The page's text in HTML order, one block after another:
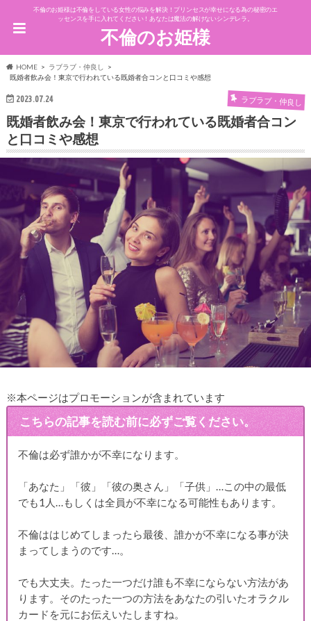
不倫のお姫様は不倫をしている女性の悩みを解決！プリンセスが幸せになる為の秘密のエ
ッセンスを手に入れてください！あなたは魔法の解けないシンデレラ。
不倫のお姫様
HOME
ラブラブ・仲良し
既婚者飲み会！東京で行われている既婚者合コンと口コミや感想
2023.07.24 ラブラブ・仲良し
既婚者飲み会！東京で行われている既婚者合コン
と口コミや感想
※本ページはプロモーションが含まれています
こちらの記事を読む前に必ずご覧ください。
不倫は必ず誰かが不幸になります。
「あなた」「彼」「彼の奥さん」「子供」…この中の最低
でも1人…もしくは全員が不幸になる可能性もあります。
不倫ははじめてしまったら最後、誰かが不幸になる事が決
まってしまうのです…。
でも大丈夫。たった一つだけ誰も不幸にならない方法があ
ります。そのたった一つの方法をあなたの引いたオラクル
カードを元にお伝えいたしますね。